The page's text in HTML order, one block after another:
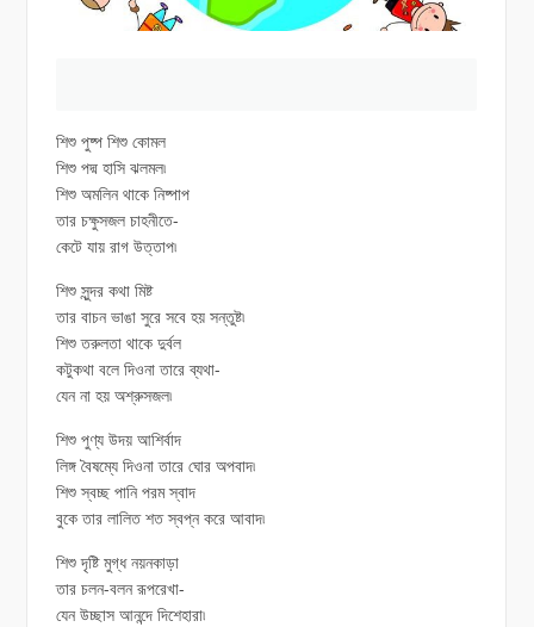
শিশু পুষ্প শিশু কোমল
শিশু পদ্ম হাসি ঝলমল৷
শিশু অমলিন থাকে নিষ্পাপ
তার চক্ষুসজল চাহনীতে-
কেটে যায় রাগ উত্তাপ৷
শিশু সুন্দর কথা মিষ্ট
তার বাচন ভাঙা সুরে সবে হয় সন্তুষ্ট৷
শিশু তরুলতা থাকে দুর্বল
কটুকথা বলে দিওনা তারে ব্যথা-
যেন না হয় অশ্রুসজল৷
শিশু পুণ্য উদয় আশির্বাদ
লিঙ্গ বৈষম্যে দিওনা তারে ঘোর অপবাদ৷
শিশু স্বচ্ছ পানি পরম স্বাদ
বুকে তার লালিত শত স্বপ্ন করে আবাদ৷
শিশু দৃষ্টি মুগ্ধ নয়নকাড়া
তার চলন-বলন রূপরেখা-
যেন উচ্ছাস আনন্দে দিশেহারা৷